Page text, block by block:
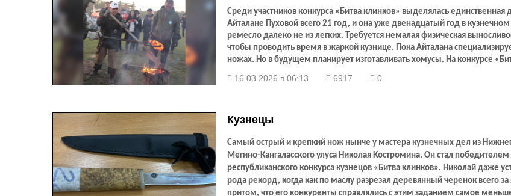
Среди участников конкурса «Битва клинков» выделялась единственная
Айталане Пуховой всего 21 год, и она уже двенадцатый год в
ремесло далеко не из легких. Требуется немалая физическая
чтобы проводить время в жаркой кузнице. Пока Айталана
ножах. Но в будущем планирует изготавливать хомусы. На конкурсе
16.03.2026 в 06:13 6917 0
Кузнецы
Самый острый и крепкий нож нынче у мастера кузнечных дел из
Мегино-Кангаласского улуса Николая Костромина. Он стал победителем
республиканского конкурса кузнецов «Битва клинков». Николай даже
рода рекорд, когда как по маслу разрезал деревянный черенок всего за
притом, что его конкуренты справлялись с этим заданием самое